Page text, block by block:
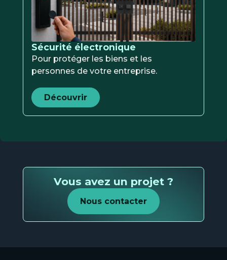
Sécurité électronique
Pour protéger les biens et les
personnes de votre entreprise.
Découvrir
Vous avez un projet ?
Nous contacter